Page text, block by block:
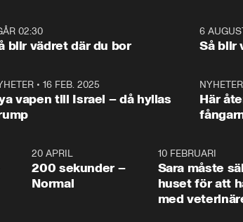
och Makten.
1:06
02:30
blir vädret där du bor
6
Så blir
• 16 FEB. 2025
vapen till Israel – då hyllas
NYHETER
Här
4:2320 APRIL
200 sekunder –
Normal
10 FEBRUARI
Sara måste
huset för att
med